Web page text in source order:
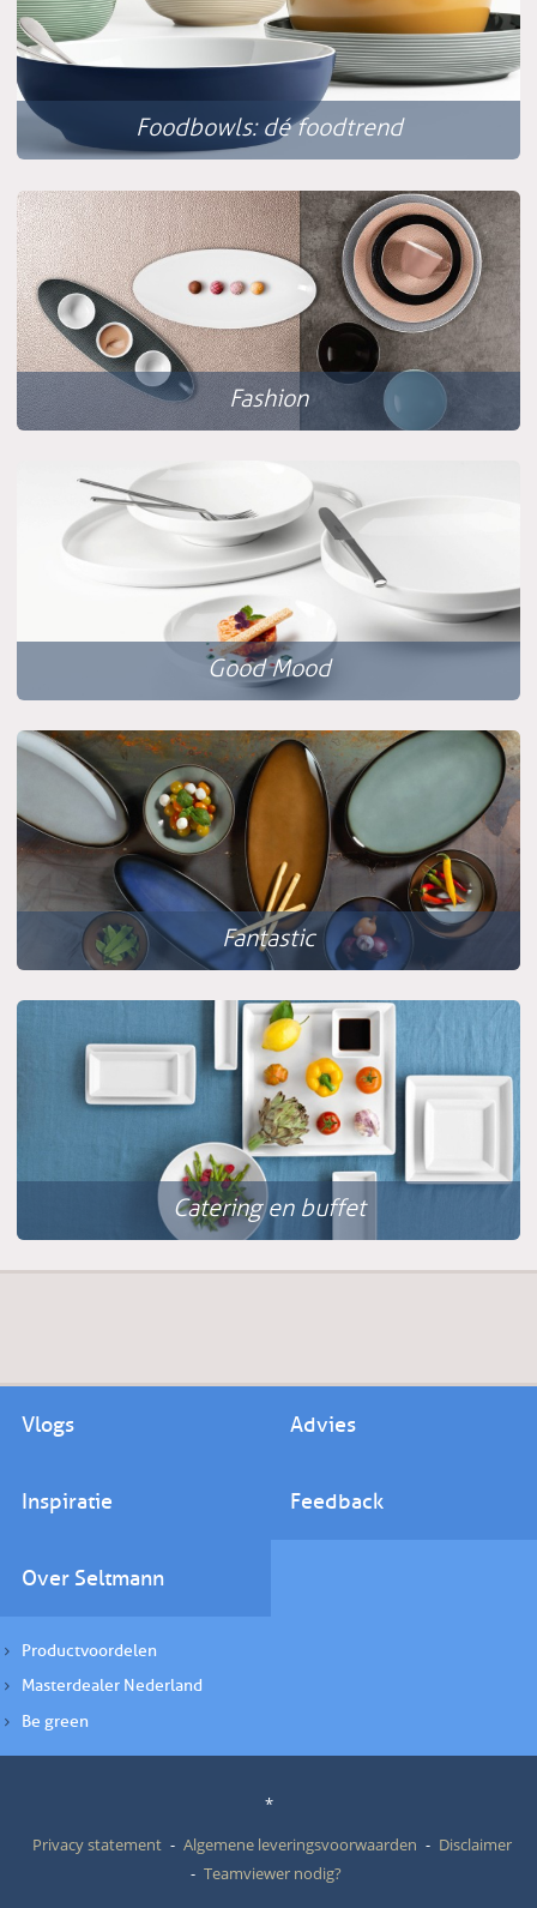
Foodbowls: dé foodtrend
Fashion
Good Mood
Fantastic
Catering en buffet
Vlogs Advies
Inspiratie Feedback
Over Seltmann
Productvoordelen
Masterdealer Nederland
Be green
*
Privacy statement
Algemene leveringsvoorwaarden
Disclaimer
Teamviewer nodig?